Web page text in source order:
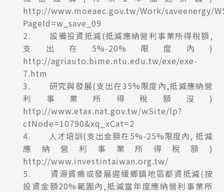
http://www.moeaec.gov.tw/Work/saveenergy/
PageId=w_save_09
2. 設備投資抵減(抵減應納營利事業所得稅額,
支出在5%-20%限度內)
http://agriauto.bime.ntu.edu.tw/exe/exe-
7.htm
3. 研究與發展(支出在35%限度內,抵減應納營
利事業所得稅額沒)
http://www.etax.nat.gov.tw/wSite/lp?
ctNode=10790&xq_xCat=2
4. 人才培訓(支出金額在5%-25%限度內, 抵減
應納營利事業所得稅額)
http://www.investintaiwan.org.tw/
5. 資源貧瘠或發展遲緩鄉鎮地區都資抵減(按
投資金額20%範圍內,抵減當年度應納營利事業所